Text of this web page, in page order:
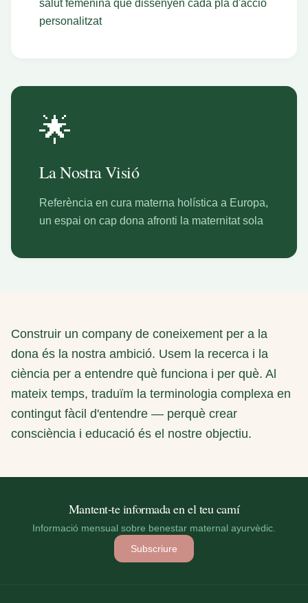
salut femenina que dissenyen cada pla d'acció
personalitzat
🌟
La Nostra Visió
Referència en cura materna holística a Europa,
un espai on cap dona afronti la maternitat sola
Construir un company de coneixement per a la
dona és la nostra ambició. Usem la recerca i la
ciència per a entendre què funciona i per què. Al
mateix temps, traduïm la terminologia complexa en
contingut fàcil d'entendre — perquè crear
consciència i educació és el nostre objectiu.
Mantent-te informada en el teu camí
Informació mensual sobre benestar maternal ayurvèdic.
Subscriure